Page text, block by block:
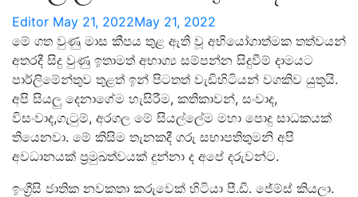
Editor May 21, 2022May 21, 2022
මේ ගත වුණු මාස කීපය තුළ ඇති වූ අභියෝගාත්මක තත්වයන්
අතරදී සිදු වුණු ඉතාමත් අභාග්‍ය සම්පන්න සිදුවීම් දාමයට
පාර්ලිමේන්තුව තුළත් ඉන් පිටතත් වැඩිහිටියන් වගකිව යුතුයි.
අපි සියලු දෙනාගේම හැසිරීම, කතිකාවන්, සංවාද,
විසංවාද,ගැටුම්, අරගල මේ සියල්ලේම මහා පොදු සාධකයක්
තියෙනවා. මේ කිසිම තැනකදී ගරු සභාපතිතුමනි අපි
අවධානයක් ප්‍රමුඛත්වයක් දුන්නා ද අපේ දරුවන්ට.
ඉංග්‍රීසි ජාතික නවකතා කරුවෙක් හිටියා පී.ඩී. ජේම්ස් කියලා.